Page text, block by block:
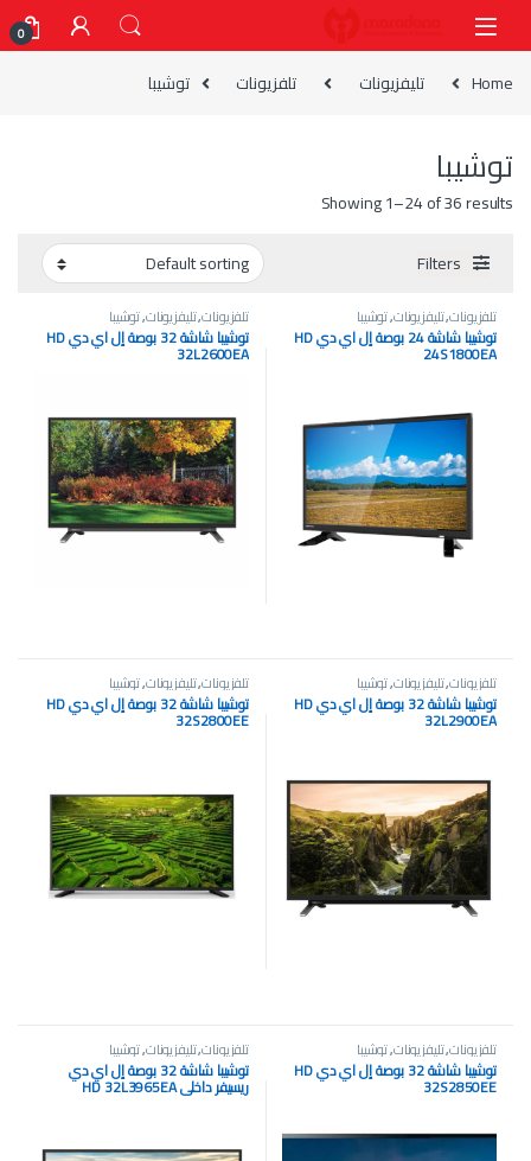
Skip to navigation
Skip to content
0
Home تليفزيونات تلفزيونات توشيبا
توشيبا
Showing 1–24 of 36 results
Filters
تلفزيونات,تليفزيونات,توشيبا
توشيبا شاشة 24 بوصة إل اي دي HD
24S1800EA
تلفزيونات,تليفزيونات,توشيبا
توشيبا شاشة 32 بوصة إل اي دي HD
32L2600EA
تلفزيونات,تليفزيونات,توشيبا
توشيبا شاشة 32 بوصة إل اي دي HD
32L2900EA
تلفزيونات,تليفزيونات,توشيبا
توشيبا شاشة 32 بوصة إل اي دي HD
32S2800EE
تلفزيونات,تليفزيونات,توشيبا
توشيبا شاشة 32 بوصة إل اي دي HD
32S2850EE
تلفزيونات,تليفزيونات,توشيبا
توشيبا شاشة 32 بوصة إل اي دي
ريسيفر داخلي HD 32L3965EA